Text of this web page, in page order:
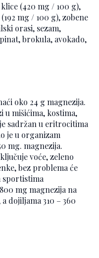
(420 mg / 100 g),
mg / 100 g), zobene
orasi, sezam,
brokula, avokado,
oko 24 g magnezija.
u mišićima, kostima,
sadržan u eritrocitima
je u organizam
mg. magnezija.
voće, zeleno
bez problema će
sportistima
mg magnezija na
dojiljama 310 – 360